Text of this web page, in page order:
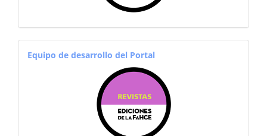
equiporevistas
Equipo de desarrollo del Portal